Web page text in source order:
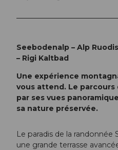
Seebodenalp – Alp
– Rigi Kaltbad
Une expérience
vous attend. Le
par ses vues
sa nature préservée.
Le paradis de la randonnée
une grande terrasse